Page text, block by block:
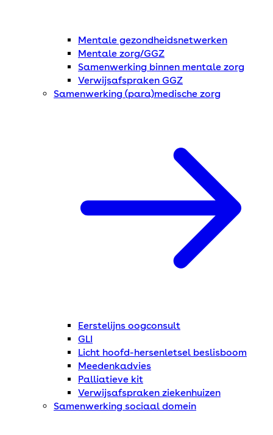
Mentale gezondheidsnetwerken
Mentale zorg/GGZ
Samenwerking binnen mentale zorg
Verwijsafspraken GGZ
Samenwerking (para)medische zorg
Eerstelijns oogconsult
GLI
Licht hoofd-hersenletsel beslisboom
Meedenkadvies
Palliatieve kit
Verwijsafspraken ziekenhuizen
Samenwerking sociaal domein